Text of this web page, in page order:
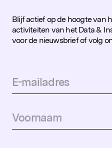
Blijf actief op de hoogte van
activiteiten van het Data &
voor de nieuwsbrief of volg